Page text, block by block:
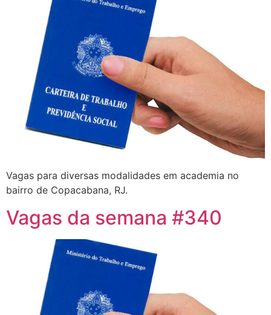
Vagas para diversas modalidades em academia no
bairro de Copacabana, RJ.
Vagas da semana #340